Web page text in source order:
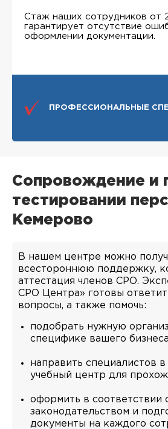
Стаж наших сотрудников от
гарантирует отсутствие
оформлении документации.
ПРОФЕССИОНАЛЬНЫЕ
Сопровождение и
тестировании
Кемерово
В нашем центре можно
всестороннюю поддержку,
аттестация членов СРО.
СРО Центра» готовы
вопросы, а также помочь:
подобрать нужную
специфике вашего
направить специалистов
учебный центр для
оформить в соответствии
законодательством и
документы на каждого